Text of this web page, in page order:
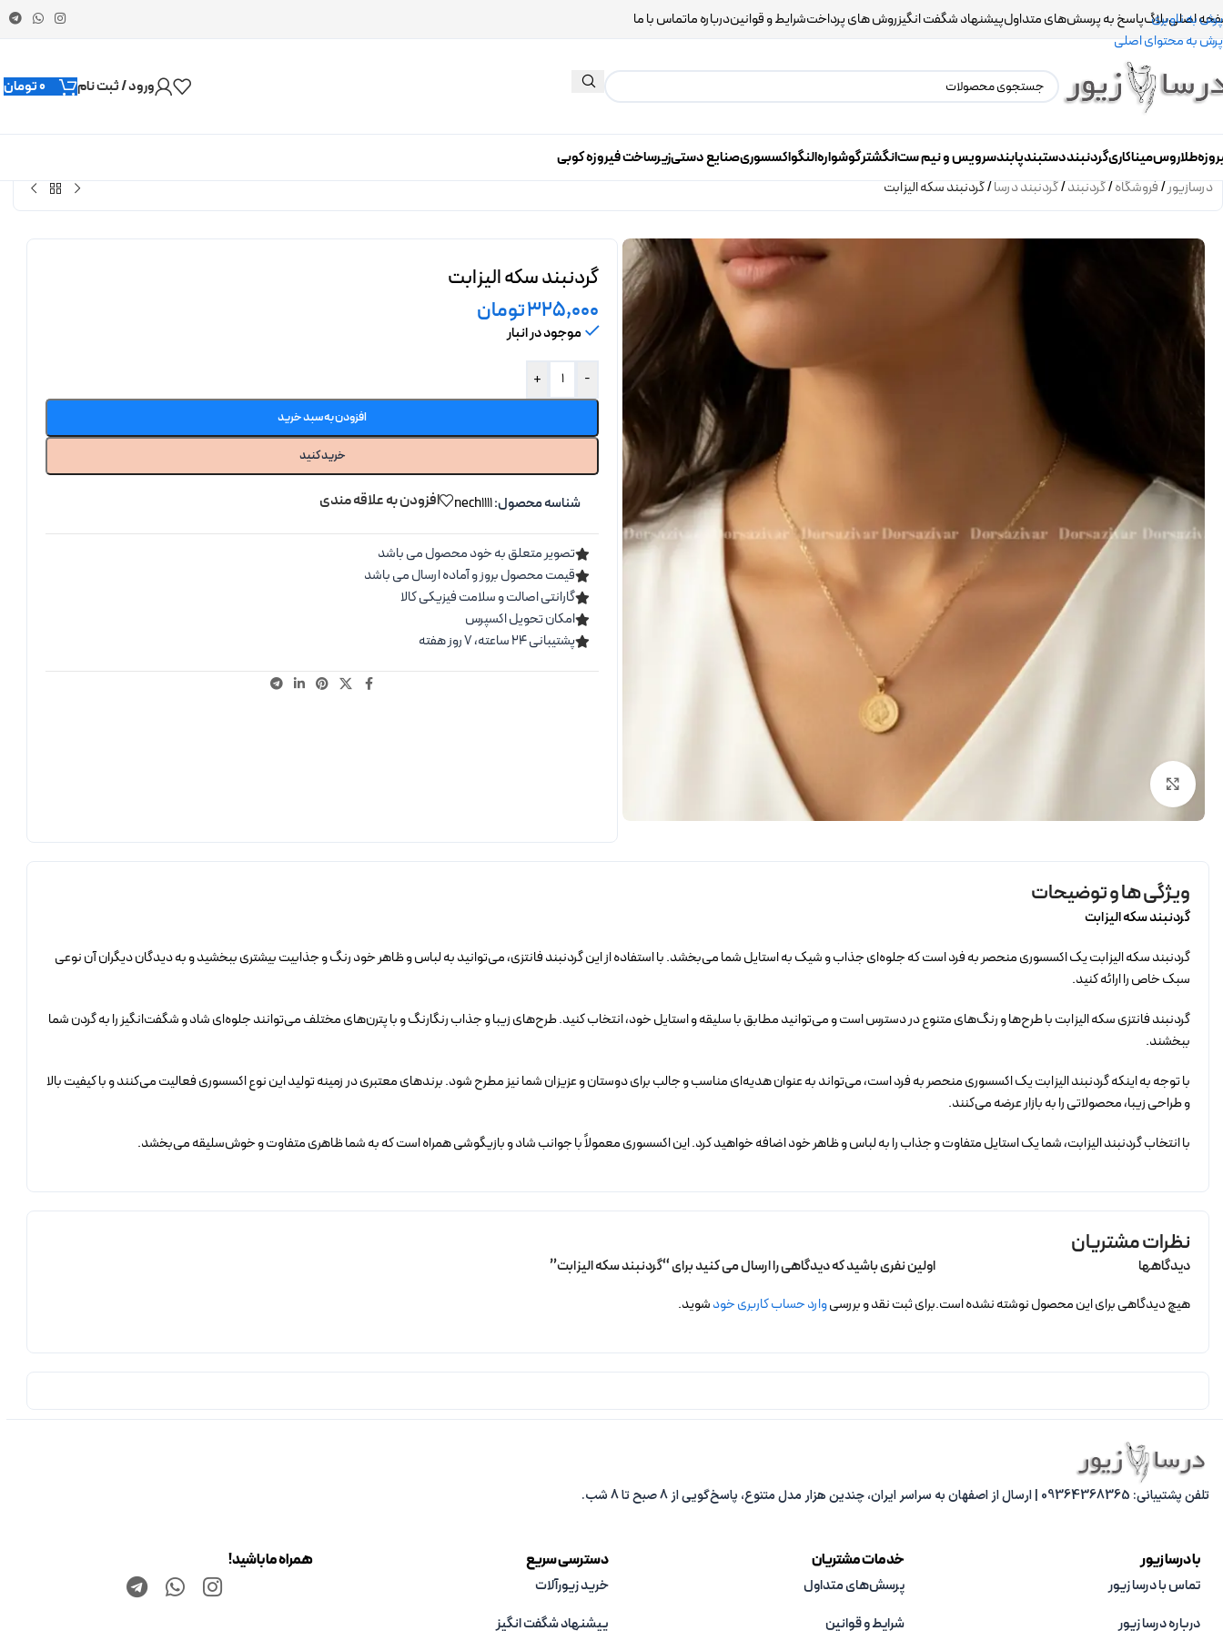
پرش به ناوبری
پرش به محتوای اصلی
اصلیبلاگپاسخ به پرسش‌های متداولپیشنهاد شگفت انگیزروش های پرداختشرایط و قوانیندرباره ماتماس با ما
ورود / ثبت نام 0تومان
طلاروسمیناکاریگردنبنددستبندپابندسرویس و نیم ستانگشترگوشوارهالنگواکسسوریصنایع دستیزیرساخت فیروزه کوبی
درسازیور/فروشگاه/گردنبند/گردنبند درسا/گردنبند سکه الیزابت
گردنبند سکه الیزابت
325,000تومان
موجود در انبار
-
+
افزودن به سبد خرید
خرید کنید
شناسه محصول:nech1111 افزودن به علاقه مندی
تصویر متعلق به خود محصول می باشد
قیمت محصول بروز و آماده ارسال می باشد
گارانتی اصالت و سلامت فیزیکی کالا
امکان تحویل اکسپرس
پشتیبانی ۲۴ ساعته، ۷ روز هفته
ویژگی ها و توضیحات
گردنبند سکه الیزابت
گردنبند سکه الیزابت یک اکسسوری منحصر به فرد است که جلوه‌ای جذاب و شیک به استایل شما می‌بخشد. با استفاده از این گردنبند فانتزی، می‌توانید به لباس و ظاهر خود رنگ و جذابیت بیشتری ببخشید و به دیدگان دیگران آن نوعی
سبک خاص را ارائه کنید.
گردنبند فانتزی سکه الیزابت با طرح‌ها و رنگ‌های متنوع در دسترس است و می‌توانید مطابق با سلیقه و استایل خود، انتخاب کنید. طرح‌های زیبا و جذاب رنگارنگ و با پترن‌های مختلف می‌توانند جلوه‌ای شاد و شگفت‌انگیز را به گردن شما
ببخشند.
با توجه به اینکه گردنبند الیزابت یک اکسسوری منحصر به فرد است، می‌تواند به عنوان هدیه‌ای مناسب و جالب برای دوستان و عزیزان شما نیز مطرح شود. برندهای معتبری در زمینه تولید این نوع اکسسوری فعالیت می‌کنند و با کیفیت بالا
و طراحی زیبا، محصولاتی را به بازار عرضه می‌کنند.
با انتخاب گردنبند الیزابت، شما یک استایل متفاوت و جذاب را به لباس و ظاهر خود اضافه خواهید کرد. این اکسسوری معمولاً با جوانب شاد و بازیگوشی همراه است که به شما ظاهری متفاوت و خوش‌سلیقه می‌بخشد.
نظرات مشتریان
دیدگاهها
هیچ دیدگاهی برای این محصول نوشته نشده است.
اولین نفری باشید که دیدگاهی را ارسال می کنید برای “گردنبند سکه الیزابت”
برای ثبت نقد و بررسیوارد حساب کاربری خودشوید.
تلفن پشتیبانی: 09364368365 | ارسال از اصفهان به سراسر ایران، چندین هزار مدل متنوع، پاسخ‌گویی از 8 صبح تا 8 شب.
با درسا زیور
تماس با درسا زیور
درباره درسا زیور
خدمات مشتریان
پرسش‌های متداول
شرایط و قوانین
دسترسی سریع
خرید زیورآلات
پیشنهاد شگفت انگیز
همراه ما باشید!